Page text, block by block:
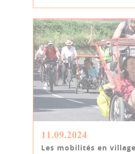
11.09.2024
Les mobilités en